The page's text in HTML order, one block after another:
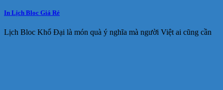
In Lịch Bloc Giá Rẻ
Lịch Bloc Khổ Đại là món quà ý nghĩa mà người Việt ai cũng cần